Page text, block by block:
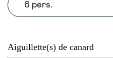
6 pers.
Aiguillette(s) de canard